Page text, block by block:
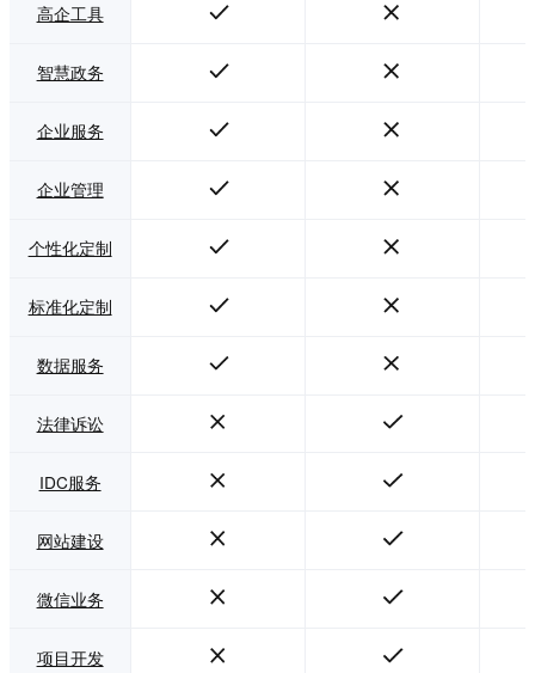
高企工具
智慧政务
企业服务
企业管理
个性化定制
标准化定制
数据服务
法律诉讼
IDC服务
网站建设
微信业务
项目开发